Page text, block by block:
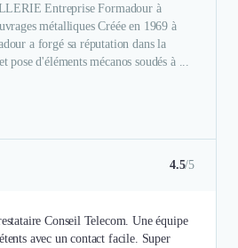
Entreprise Formadour à
métalliques Créée en 1969 à
a forgé sa réputation dans la
d'éléments mécanos soudés à ...
4.5/5
Conseil Telecom. Une équipe
avec un contact facile. Super